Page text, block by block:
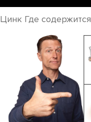
Цинк Где содержится